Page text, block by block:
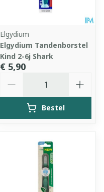
Elgydium
Elgydium Tandenborstel
Kind 2-6j Shark
€ 5,90
Bestel